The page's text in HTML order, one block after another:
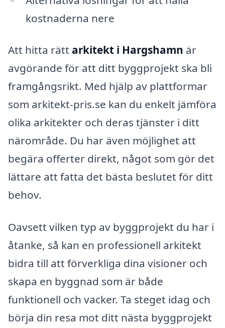
kostnaderna nere
Att hitta rätt arkitekt i Hargshamn är
avgörande för att ditt byggprojekt ska bli
framgångsrikt. Med hjälp av plattformar
som arkitekt-pris.se kan du enkelt jämföra
olika arkitekter och deras tjänster i ditt
närområde. Du har även möjlighet att
begära offerter direkt, något som gör det
lättare att fatta det bästa beslutet för ditt
behov.
Oavsett vilken typ av byggprojekt du har i
åtanke, så kan en professionell arkitekt
bidra till att förverkliga dina visioner och
skapa en byggnad som är både
funktionell och vacker. Ta steget idag och
börja din resa mot ditt nästa byggprojekt